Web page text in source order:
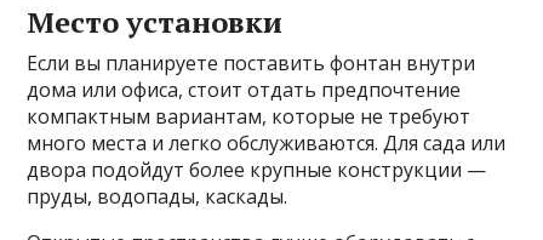
Место установки
Если вы планируете поставить фонтан внутри
дома или офиса, стоит отдать предпочтение
компактным вариантам, которые не требуют
много места и легко обслуживаются. Для сада или
двора подойдут более крупные конструкции —
пруды, водопады, каскады.